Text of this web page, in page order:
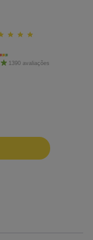
1390 avaliações